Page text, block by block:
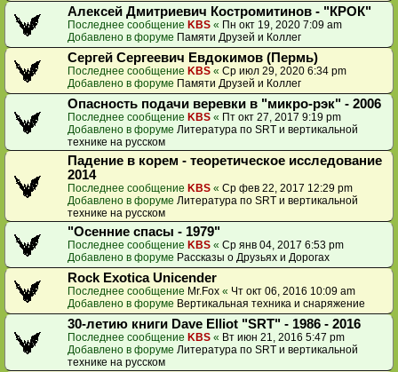
Алексей Дмитриевич Костромитинов - "КРОК"
Последнее сообщение KBS « Пн окт 19, 2020 7:09 am
Добавлено в форуме Памяти Друзей и Коллег
Сергей Сергеевич Евдокимов (Пермь)
Последнее сообщение KBS « Ср июл 29, 2020 6:34 pm
Добавлено в форуме Памяти Друзей и Коллег
Опасность подачи веревки в "микро-рэк" - 2006
Последнее сообщение KBS « Пт окт 27, 2017 9:19 pm
Добавлено в форуме Литература по SRT и вертикальной
технике на русском
Падение в корем - теоретическое исследование
2014
Последнее сообщение KBS « Ср фев 22, 2017 12:29 pm
Добавлено в форуме Литература по SRT и вертикальной
технике на русском
"Осенние спасы - 1979"
Последнее сообщение KBS « Ср янв 04, 2017 6:53 pm
Добавлено в форуме Рассказы о Друзьях и Дорогах
Rock Exotica Unicender
Последнее сообщение Mr.Fox « Чт окт 06, 2016 10:09 am
Добавлено в форуме Вертикальная техника и снаряжение
30-летию книги Dave Elliot "SRT" - 1986 - 2016
Последнее сообщение KBS « Вт июн 21, 2016 5:47 pm
Добавлено в форуме Литература по SRT и вертикальной
технике на русском